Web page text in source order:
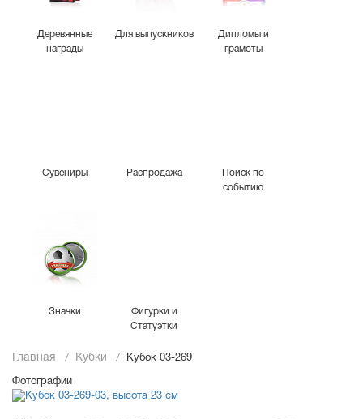
Деревянные
награды
Для выпускников
Дипломы и
грамоты
Сувениры Распродажа
Поиск по
событию
Значки
Фигурки и
Статуэтки
Главная Кубки Кубок 03-269
Фотографии